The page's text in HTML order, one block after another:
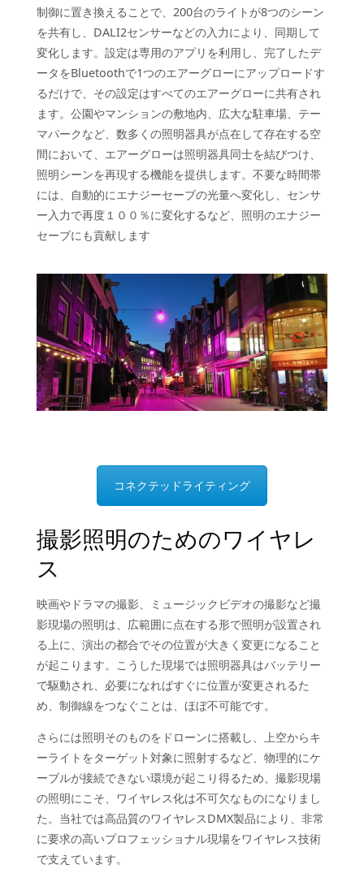
制御に置き換えることで、200台のライトが8つのシーン
を共有し、DALI2センサーなどの入力により、同期して
変化します。設定は専用のアプリを利用し、完了したデ
ータをBluetoothで1つのエアーグローにアップロードす
るだけで、その設定はすべてのエアーグローに共有され
ます。公園やマンションの敷地内、広大な駐車場、テー
マパークなど、数多くの照明器具が点在して存在する空
間において、エアーグローは照明器具同士を結びつけ、
照明シーンを再現する機能を提供します。不要な時間帯
には、自動的にエナジーセーブの光量へ変化し、センサ
ー入力で再度１００％に変化するなど、照明のエナジー
セーブにも貢献します
コネクテッドライティング
撮影照明のためのワイヤレ
ス
映画やドラマの撮影、ミュージックビデオの撮影など撮
影現場の照明は、広範囲に点在する形で照明が設置され
る上に、演出の都合でその位置が大きく変更になること
が起こります。こうした現場では照明器具はバッテリー
で駆動され、必要になればすぐに位置が変更されるた
め、制御線をつなぐことは、ほぼ不可能です。
さらには照明そのものをドローンに搭載し、上空からキ
ーライトをターゲット対象に照射するなど、物理的にケ
ーブルが接続できない環境が起こり得るため、撮影現場
の照明にこそ、ワイヤレス化は不可欠なものになりまし
た。当社では高品質のワイヤレスDMX製品により、非常
に要求の高いプロフェッショナル現場をワイヤレス技術
で支えています。